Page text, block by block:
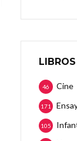
Cine
46
171
105